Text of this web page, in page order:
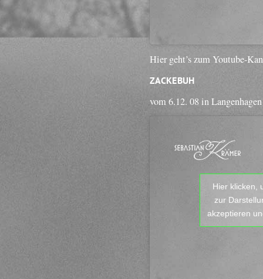
Hier geht’s zum Youtube-
ZACKEBUH
vom 6.12. 08 in Langenhagen
Hier klicken,
zur
akzeptieren